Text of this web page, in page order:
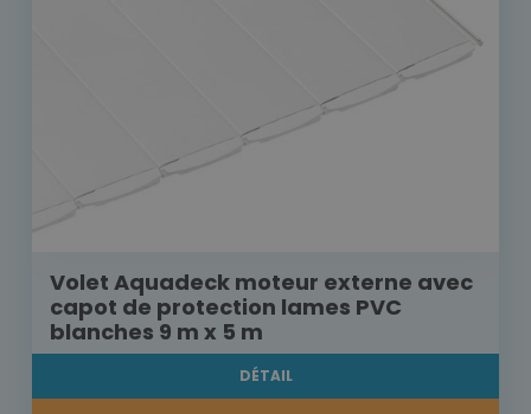
Volet Aquadeck moteur externe avec
capot de protection lames PVC
blanches 9 m x 5 m
DÉTAIL